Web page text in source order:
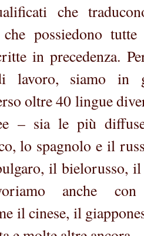
che
possiedono
in precedenza.
lavoro, siamo in
oltre 40 lingue
– sia le più
lo spagnolo e il
il bielorusso,
anche con
il cinese, il